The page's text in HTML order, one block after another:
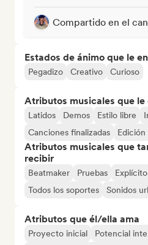
Compartido en el
Estados de ánimo que le
Pegadizo Creativo Curioso
Atributos musicales que le
Latidos Demos Estilo libre
Canciones finalizadas
Atributos musicales que
recibir
Beatmaker Pruebas Explícito
Todos los soportes
Sonidos
Atributos que él/ella ama
Proyecto inicial
Potencial